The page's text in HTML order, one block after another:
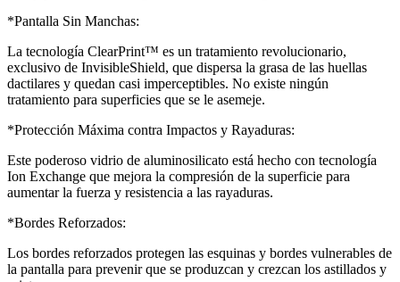
*Pantalla Sin Manchas:
La tecnología ClearPrint™ es un tratamiento revolucionario,
exclusivo de InvisibleShield, que dispersa la grasa de las huellas
dactilares y quedan casi imperceptibles. No existe ningún
tratamiento para superficies que se le asemeje.
*Protección Máxima contra Impactos y Rayaduras:
Este poderoso vidrio de aluminosilicato está hecho con tecnología
Ion Exchange que mejora la compresión de la superficie para
aumentar la fuerza y resistencia a las rayaduras.
*Bordes Reforzados:
Los bordes reforzados protegen las esquinas y bordes vulnerables de
la pantalla para prevenir que se produzcan y crezcan los astillados y